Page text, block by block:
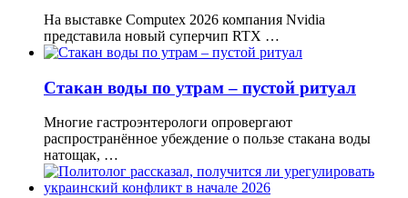
На выставке Computex 2026 компания Nvidia
представила новый суперчип RTX …
Стакан воды по утрам – пустой ритуал
Многие гастроэнтерологи опровергают
распространённое убеждение о пользе стакана воды
натощак, …